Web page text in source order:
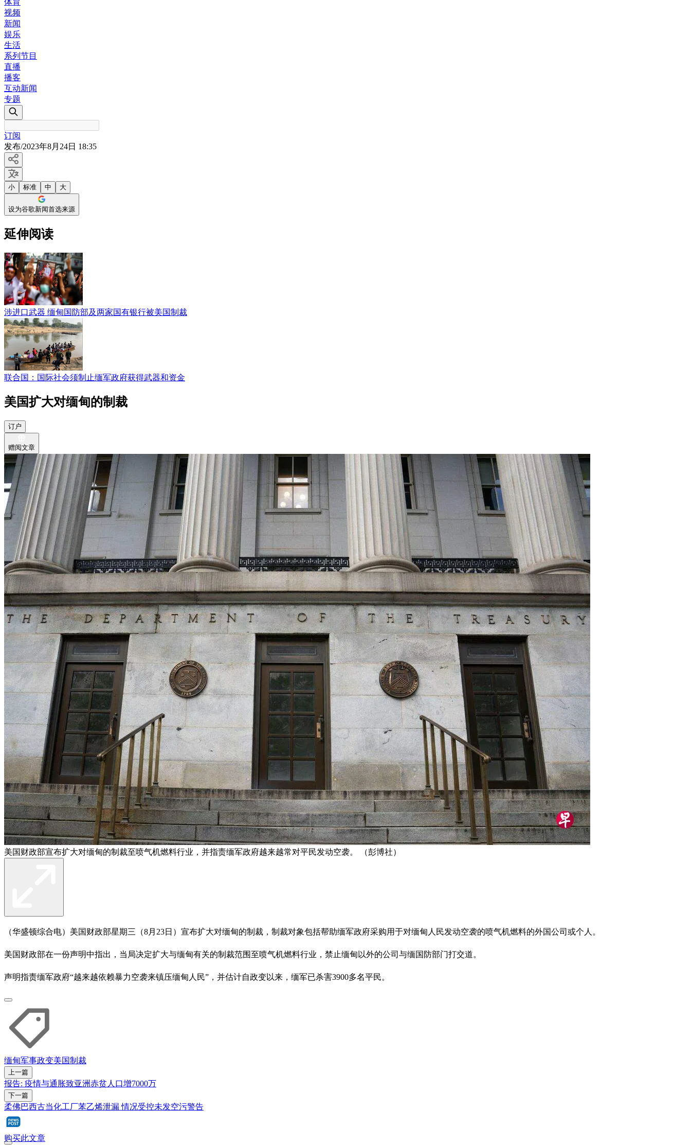
体育
视频
新闻
娱乐
生活
系列节目
直播
播客
互动新闻
专题
订阅
发布/2023年8月24日 18:35
小 标准 中 大
设为谷歌新闻首选来源
延伸阅读
涉进口武器 缅甸国防部及两家国有银行被美国制裁
联合国：国际社会须制止缅军政府获得武器和资金
美国扩大对缅甸的制裁
订户
赠阅文章
美国财政部宣布扩大对缅甸的制裁至喷气机燃料行业，并指责缅军政府越来越常对平民发动空袭。 （彭博社）
（华盛顿综合电）美国财政部星期三（8月23日）宣布扩大对缅甸的制裁，制裁对象包括帮助缅军政府采购用于对缅甸人民发动空袭的喷气机燃料的外国公司或个人。
美国财政部在一份声明中指出，当局决定扩大与缅甸有关的制裁范围至喷气机燃料行业，禁止缅甸以外的公司与缅国防部门打交道。
声明指责缅军政府“越来越依赖暴力空袭来镇压缅甸人民”，并估计自政变以来，缅军已杀害3900多名平民。
缅甸军事政变美国制裁
上一篇
报告: 疫情与通胀致亚洲赤贫人口增7000万
下一篇
柔佛巴西古当化工厂苯乙烯泄漏 情况受控未发空污警告
购买此文章